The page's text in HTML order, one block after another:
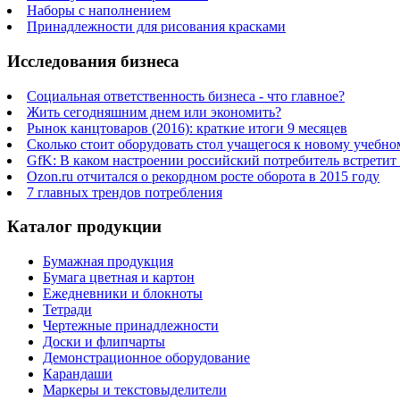
Наборы с наполнением
Принадлежности для рисования красками
Исследования бизнеса
Социальная ответственность бизнеса - что главное?
Жить сегодняшним днем или экономить?
Рынок канцтоваров (2016): краткие итоги 9 месяцев
Сколько стоит оборудовать стол учащегося к новому
GfK: В каком настроении российский потребитель
Ozon.ru отчитался о рекордном росте оборота в 2015 году
7 главных трендов потребления
Каталог продукции
Бумажная продукция
Бумага цветная и картон
Ежедневники и блокноты
Тетради
Чертежные принадлежности
Доски и флипчарты
Демонстрационное оборудование
Карандаши
Маркеры и текстовыделители